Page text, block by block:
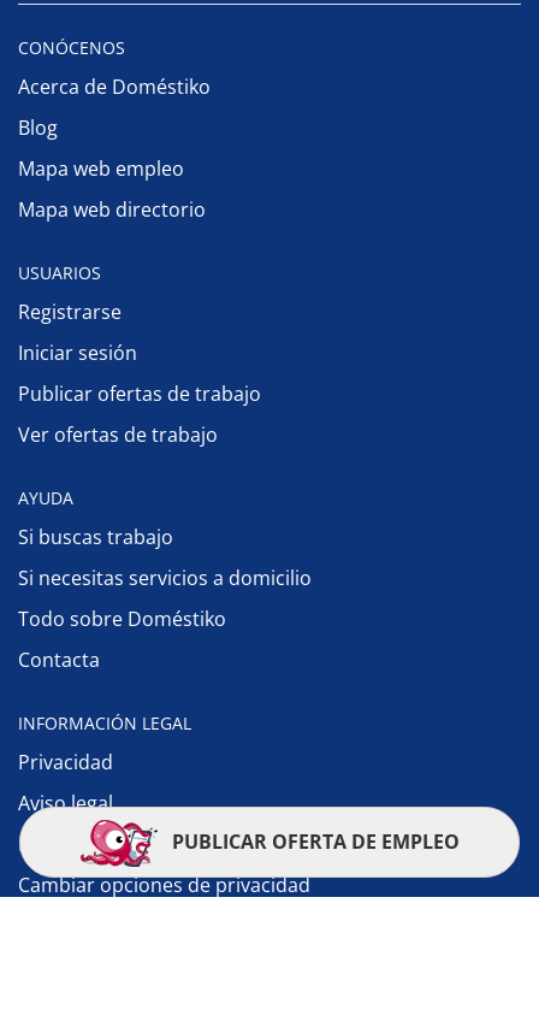
CONÓCENOS
Acerca de Doméstiko
Blog
Mapa web empleo
Mapa web directorio
USUARIOS
Registrarse
Iniciar sesión
Publicar ofertas de trabajo
Ver ofertas de trabajo
AYUDA
Si buscas trabajo
Si necesitas servicios a domicilio
Todo sobre Doméstiko
Contacta
INFORMACIÓN LEGAL
Privacidad
Aviso legal
Política de cookies
Cambiar opciones de privacidad
PUBLICAR OFERTA DE EMPLEO